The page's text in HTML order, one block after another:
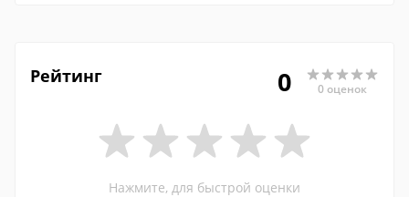
Рейтинг 0 0 оценок
Нажмите, для быстрой оценки